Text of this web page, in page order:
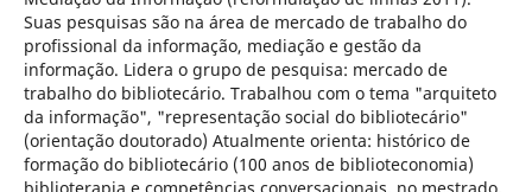
Suas pesquisas são na área de mercado de trabalho do
profissional da informação, mediação e gestão da
informação. Lidera o grupo de pesquisa: mercado de
trabalho do bibliotecário. Trabalhou com o tema "arquiteto
da informação", "representação social do bibliotecário"
(orientação doutorado) Atualmente orienta: histórico de
formação do bibliotecário (100 anos de biblioteconomia)